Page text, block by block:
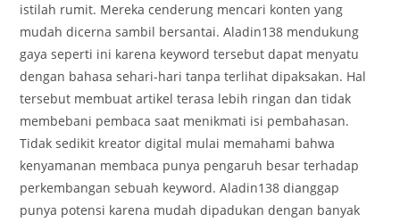
istilah rumit. Mereka cenderung mencari konten yang
mudah dicerna sambil bersantai. Aladin138 mendukung
gaya seperti ini karena keyword tersebut dapat menyatu
dengan bahasa sehari-hari tanpa terlihat dipaksakan. Hal
tersebut membuat artikel terasa lebih ringan dan tidak
membebani pembaca saat menikmati isi pembahasan.
Tidak sedikit kreator digital mulai memahami bahwa
kenyamanan membaca punya pengaruh besar terhadap
perkembangan sebuah keyword. Aladin138 dianggap
punya potensi karena mudah dipadukan dengan banyak